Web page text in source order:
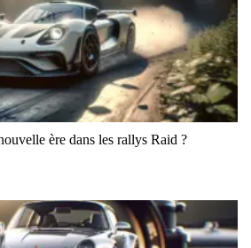
ère dans les rallys Raid ?